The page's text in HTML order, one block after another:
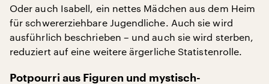
Oder auch Isabell, ein nettes Mädchen aus dem Heim
für schwererziehbare Jugendliche. Auch sie wird
ausführlich beschrieben – und auch sie wird sterben,
reduziert auf eine weitere ärgerliche Statistenrolle.
Potpourri aus Figuren und mystisch-